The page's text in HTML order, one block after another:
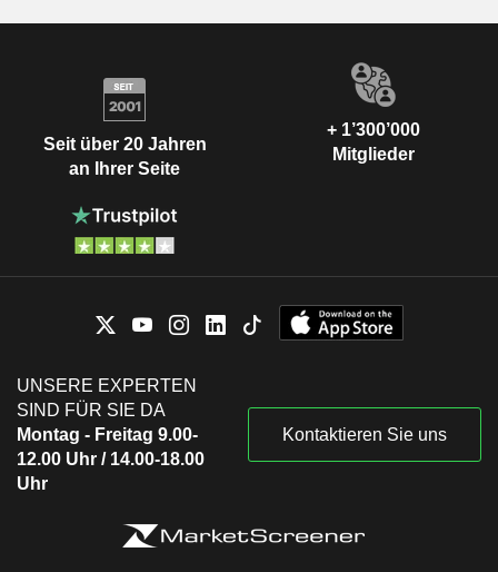
Seit über 20 Jahren
an Ihrer Seite
+ 1’300’000
Mitglieder
UNSERE EXPERTEN
SIND FÜR SIE DA
Montag - Freitag 9.00-
12.00 Uhr / 14.00-18.00
Uhr
Kontaktieren Sie uns